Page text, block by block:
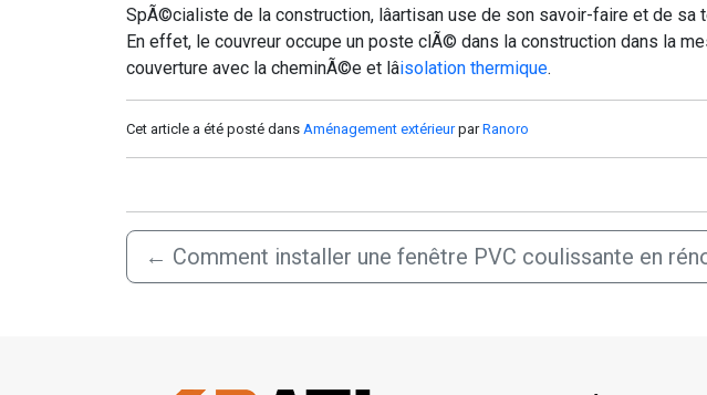
SpÃ©cialiste de la construction, lâartisan use de son savoir-faire et de
En effet, le couvreur occupe un poste clÃ© dans la construction dans la
couverture avec la cheminÃ©e et lâisolation thermique.
Cet article a été posté dans Aménagement extérieurparRanoro
← Comment installer une fenêtre PVC coulissante en